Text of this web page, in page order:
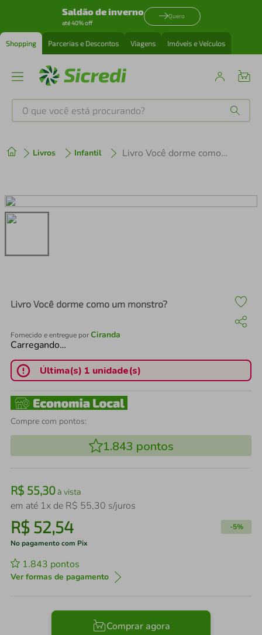
Saldão de inverno
até 40% off
Quero
Shopping Parcerias e Descontos Viagens Imóveis e Veículos
O que você está procurando?
Livros Infantil Livro Você dorme como um monstro?
Livro Você dorme como um monstro?
Fornecido e entregue porCiranda
Carregando…
Última(s) 1 unidade(s)
Compre com pontos:
1.843 pontos
R$ 55,30à vista
em até 1x de R$ 55,30 s/juros
R$ 52,54 -5%
No pagamento com Pix
1.843 pontos
Ver formas de pagamento
Comprar agora
2º cafeteira